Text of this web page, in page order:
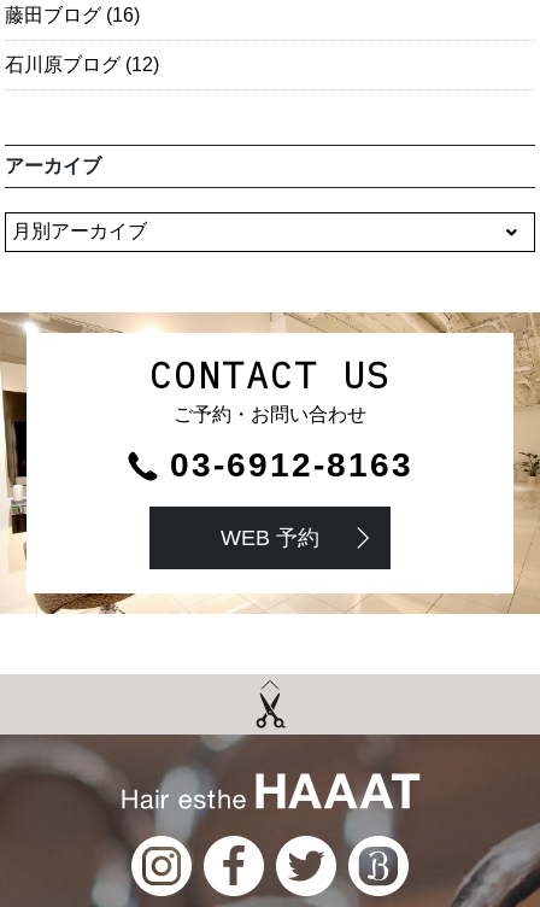
藤田ブログ (16)
石川原ブログ (12)
アーカイブ
CONTACT US
ご予約・お問い合わせ
03-6912-8163
WEB 予約